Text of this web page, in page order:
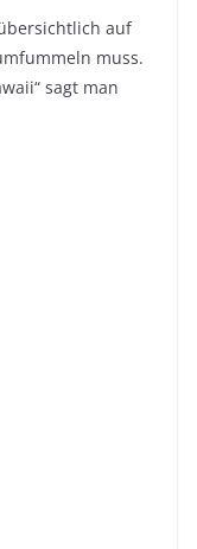
auf
muss.
sagt man